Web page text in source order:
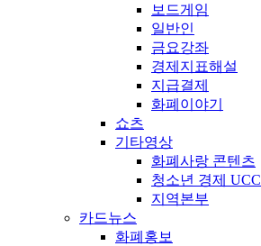
보드게임
일반인
금요강좌
경제지표해설
지급결제
화폐이야기
쇼츠
기타영상
화폐사랑 콘텐츠
청소년 경제 UCC
지역본부
카드뉴스
화폐홍보